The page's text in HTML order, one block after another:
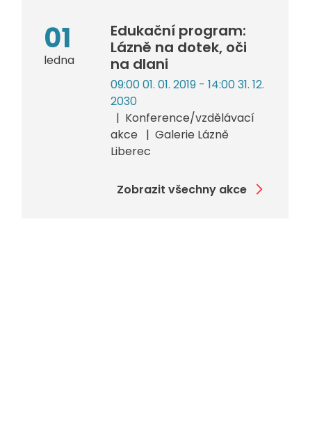
01
ledna
Edukační program:
Lázně na dotek, oči
na dlani
09:00 01. 01. 2019 - 14:00 31. 12.
2030
Konference/vzdělávací
akce
Galerie Lázně
Liberec
Zobrazit všechny akce